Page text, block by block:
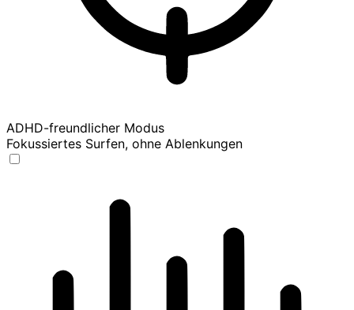
ADHD-freundlicher Modus
Fokussiertes Surfen, ohne Ablenkungen